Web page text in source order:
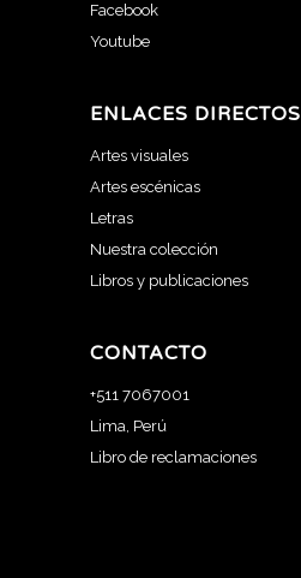
Facebook
Youtube
ENLACES DIRECTOS
Artes visuales
Artes escénicas
Letras
Nuestra colección
Libros y publicaciones
CONTACTO
+511 7067001
Lima, Perú
Libro de reclamaciones